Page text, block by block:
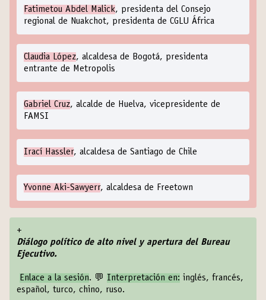
Fatimetou Abdel Malick, presidenta del Consejo
regional de Nuakchot, presidenta de CGLU África
Claudia López, alcaldesa de Bogotá, presidenta
entrante de Metropolis
Gabriel Cruz, alcalde de Huelva, vicepresidente de
FAMSI
Irací Hassler, alcaldesa de Santiago de Chile
Yvonne Aki-Sawyerr, alcaldesa de Freetown
+
Diálogo político de alto nivel y apertura del Bureau
Ejecutivo.
Enlace a la sesión. 💬 Interpretación en: inglés, francés,
español, turco, chino, ruso.